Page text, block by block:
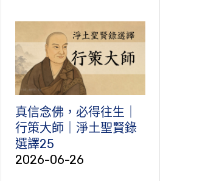
真信念佛，必得往生｜
行策大師｜淨土聖賢錄
選譯25
2026-06-26